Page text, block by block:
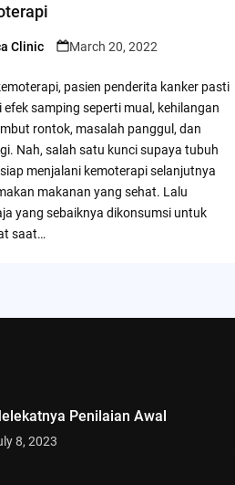
Clinic March 20, 2022
pasien penderita kanker pasti
samping seperti mual, kehilangan
rontok, masalah panggul, dan
Nah, salah satu kunci supaya tubuh
menjalani kemoterapi selanjutnya
makanan yang sehat. Lalu
yang sebaiknya dikonsumsi untuk
saat…
Penilaian Awal
8, 2023